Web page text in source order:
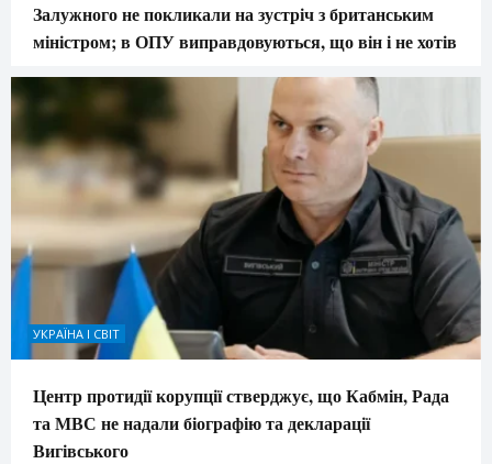
Залужного не покликали на зустріч з британським
міністром; в ОПУ виправдовуються, що він і не хотів
УКРАЇНА І СВІТ
Центр протидії корупції стверджує, що Кабмін, Рада
та МВС не надали біографію та декларації
Вигівського